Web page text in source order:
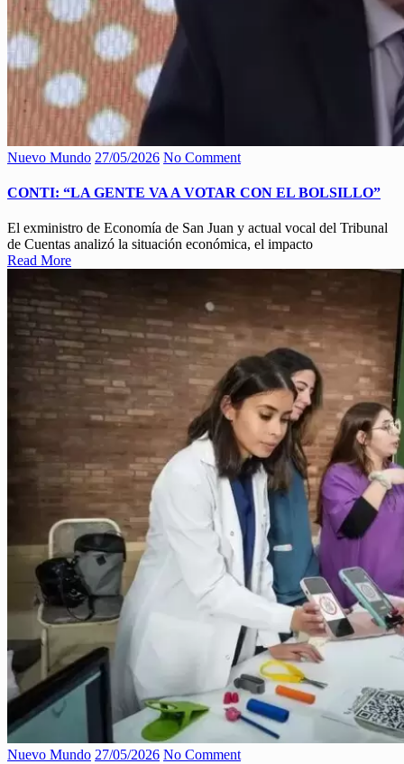
Nuevo Mundo 27/05/2026 No Comment
CONTI: “LA GENTE VA A VOTAR CON EL BOLSILLO”
El exministro de Economía de San Juan y actual vocal del Tribunal
de Cuentas analizó la situación económica, el impacto
Read More
Nuevo Mundo 27/05/2026 No Comment